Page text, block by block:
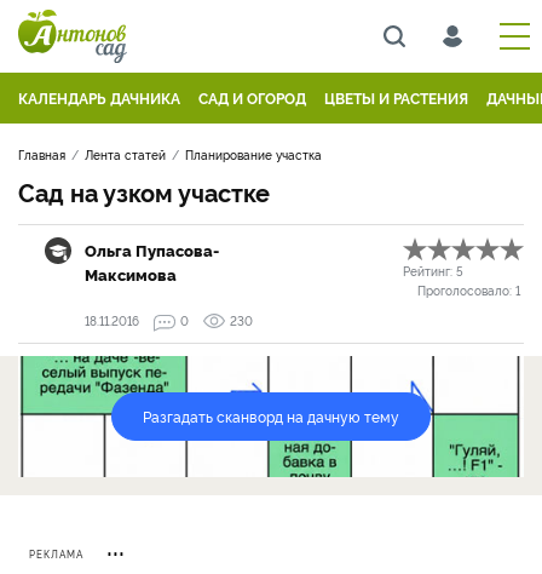
КАЛЕНДАРЬ ДАЧНИКА САД И ОГОРОД ЦВЕТЫ И РАСТЕНИЯ
Главная Лента статей Планирование участка
Сад на узком участке
Ольга Пупасова-
Максимова
Рейтинг: 5
Проголосовало: 1
18.11.2016
0 230
Разгадать сканворд на дачную тему
РЕКЛАМА